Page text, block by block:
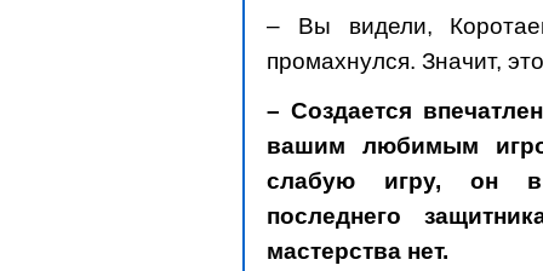
– Вы видели,
промахнулся. Значит,
– Создается
вашим любимым
слабую игру, он
последнего
мастерства нет.